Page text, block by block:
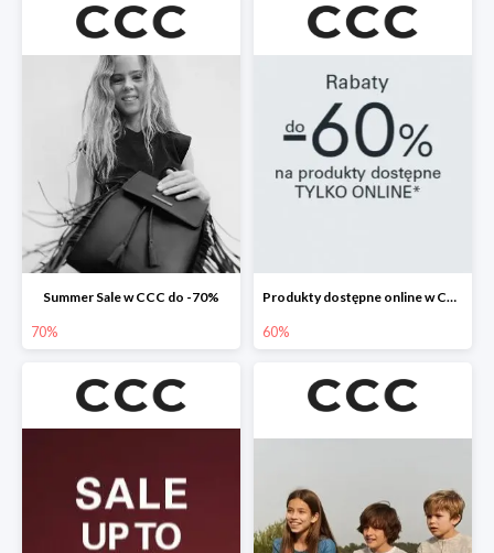
Summer Sale w CCC do -70%
70%
Produkty dostępne online w CCC do -60%
60%